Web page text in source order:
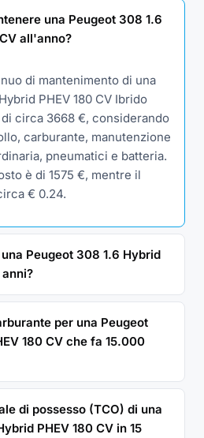
una Peugeot 308 1.6
all'anno?
di mantenimento di una
PHEV 180 CV Ibrido
di circa 3668 €, considerando
carburante, manutenzione
pneumatici e batteria.
è di 1575 €, mentre il
€ 0.24.
Peugeot 308 1.6 Hybrid
anni?
per una Peugeot
180 CV che fa 15.000
di possesso (TCO) di una
PHEV 180 CV in 15